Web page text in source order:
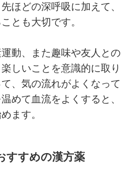
ほどの深呼吸に加えて、
とも大切です。
動、また趣味や友人との
しいことを意識的に取り
、気の流れがよくなって
めて血流をよくすると、
ます。
すすめの漢方薬